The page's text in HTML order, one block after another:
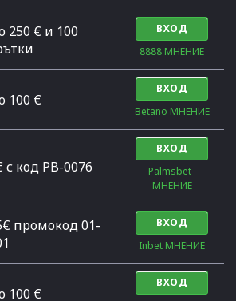
250 € и 100
ВХОД
8888 МНЕНИЕ
100 €
ВХОД
Betano МНЕНИЕ
с код PB-0076
ВХОД
Palmsbet
МНЕНИЕ
промокод 01-
ВХОД
Inbet МНЕНИЕ
100 €
ВХОД